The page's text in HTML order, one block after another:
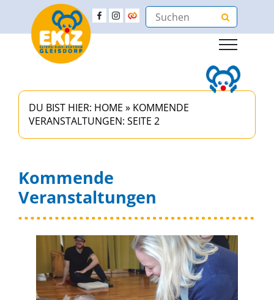
DU BIST HIER: HOME » KOMMENDE
VERANSTALTUNGEN: SEITE 2
Kommende
Veranstaltungen